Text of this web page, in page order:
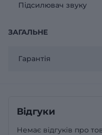
Підсилювач звуку
ЗАГАЛЬНЕ
Гарантія
Відгуки
Немає відгуків про